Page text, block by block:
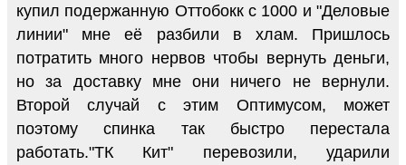
купил подержанную Оттобокк с 1000 и "Деловые
линии" мне её разбили в хлам. Пришлось
потратить много нервов чтобы вернуть деньги,
но за доставку мне они ничего не вернули.
Второй случай с этим Оптимусом, может
поэтому спинка так быстро перестала
работать."ТК Кит" перевозили, ударили